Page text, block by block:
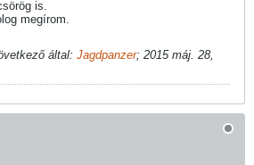
is.
megírom.
által: Jagdpanzer; 2015 máj. 28,